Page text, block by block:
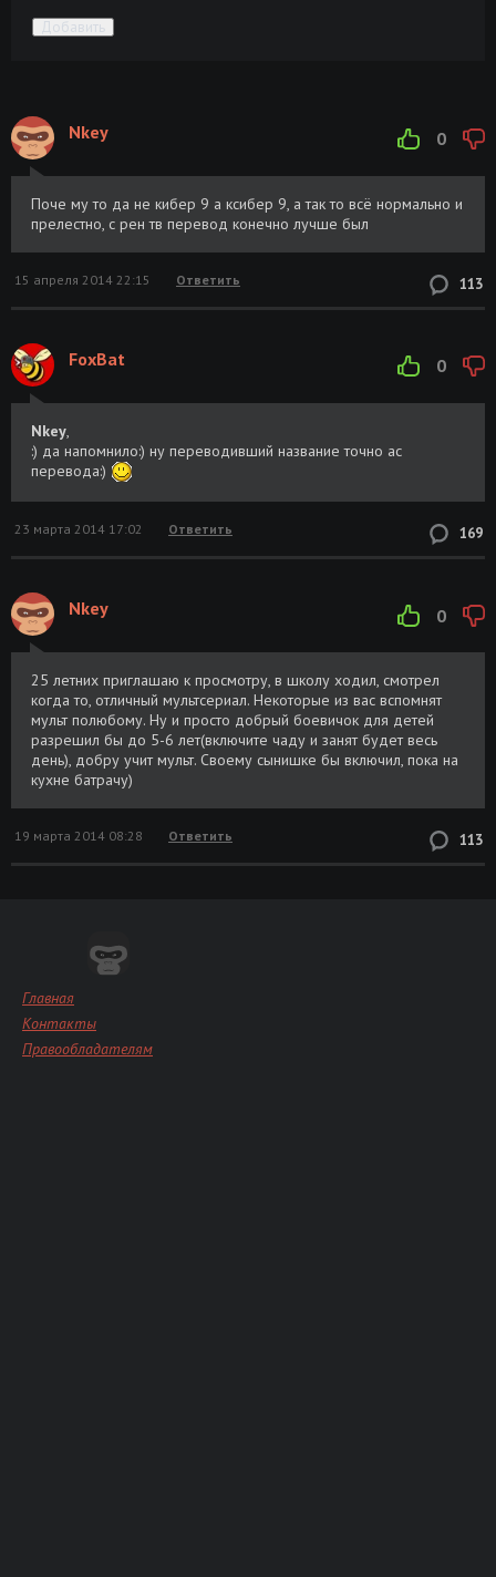
Добавить
0
Nkey
Поче му то да не кибер 9 а ксибер 9, а так то всё нормально и
прелестно, с рен тв перевод конечно лучше был
113
15 апреля 2014 22:15 Ответить
0
FoxBat
Nkey,
:) да напомнило:) ну переводивший название точно ас
перевода:)
169
23 марта 2014 17:02 Ответить
0
Nkey
25 летних приглашаю к просмотру, в школу ходил, смотрел
когда то, отличный мультсериал. Некоторые из вас вспомнят
мульт полюбому. Ну и просто добрый боевичок для детей
разрешил бы до 5-6 лет(включите чаду и занят будет весь
день), добру учит мульт. Своему сынишке бы включил, пока на
кухне батрачу)
113
19 марта 2014 08:28 Ответить
Главная
Контакты
Правообладателям